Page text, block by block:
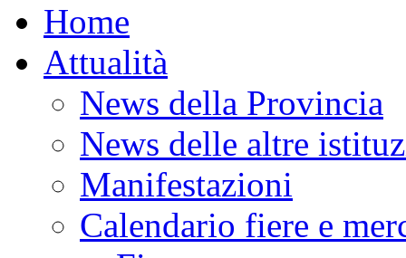
Home
Attualità
News della Provincia
News delle altre
Manifestazioni
Calendario fiere e